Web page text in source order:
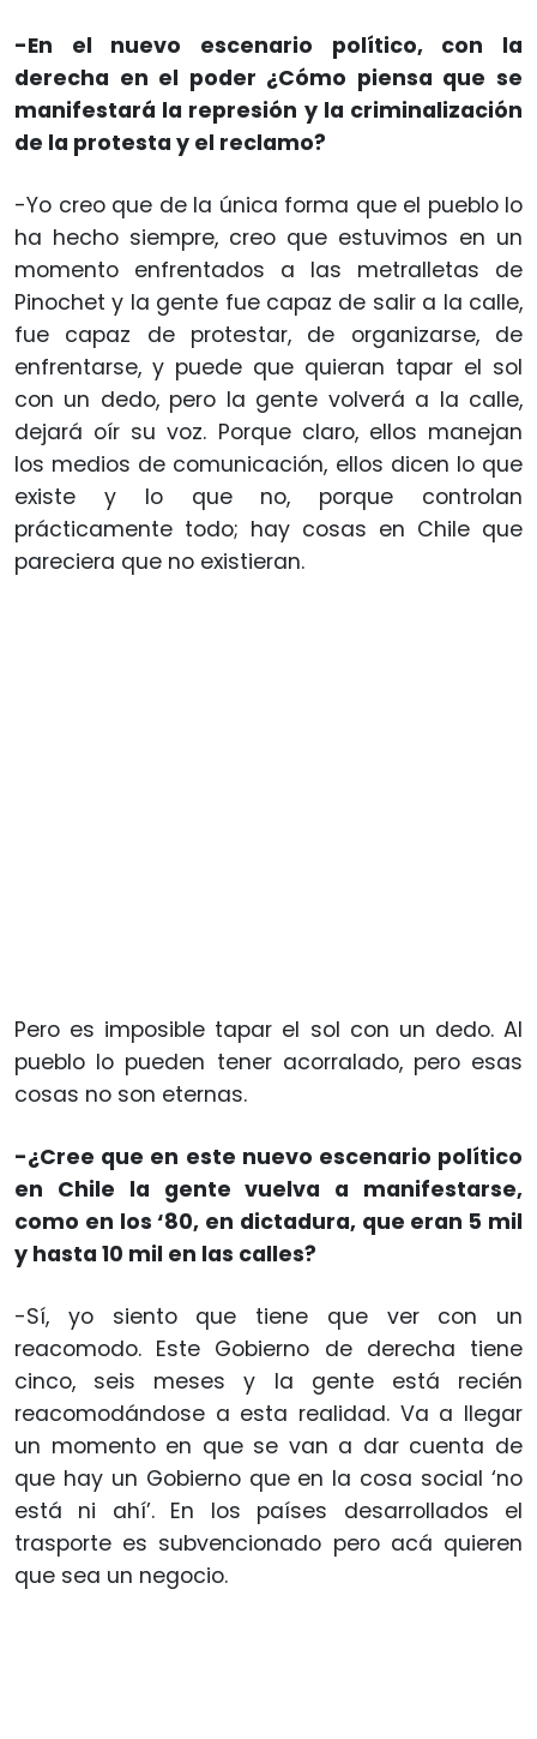
-En el nuevo escenario político, con la
derecha en el poder ¿Cómo piensa que se
manifestará la represión y la criminalización
de la protesta y el reclamo?
-Yo creo que de la única forma que el pueblo lo
ha hecho siempre, creo que estuvimos en un
momento enfrentados a las metralletas de
Pinochet y la gente fue capaz de salir a la calle,
fue capaz de protestar, de organizarse, de
enfrentarse, y puede que quieran tapar el sol
con un dedo, pero la gente volverá a la calle,
dejará oír su voz. Porque claro, ellos manejan
los medios de comunicación, ellos dicen lo que
existe y lo que no, porque controlan
prácticamente todo; hay cosas en Chile que
pareciera que no existieran.
Pero es imposible tapar el sol con un dedo. Al
pueblo lo pueden tener acorralado, pero esas
cosas no son eternas.
-¿Cree que en este nuevo escenario político
en Chile la gente vuelva a manifestarse,
como en los ‘80, en dictadura, que eran 5 mil
y hasta 10 mil en las calles?
-Sí, yo siento que tiene que ver con un
reacomodo. Este Gobierno de derecha tiene
cinco, seis meses y la gente está recién
reacomodándose a esta realidad. Va a llegar
un momento en que se van a dar cuenta de
que hay un Gobierno que en la cosa social ‘no
está ni ahí’. En los países desarrollados el
trasporte es subvencionado pero acá quieren
que sea un negocio.